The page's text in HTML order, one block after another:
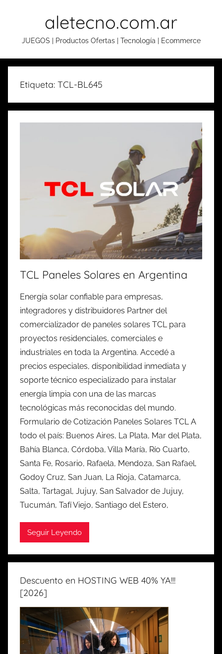
aletecno.com.ar
JUEGOS | Productos Ofertas | Tecnología | Ecommerce
Etiqueta: TCL-BL645
TCL Paneles Solares en Argentina
Energía solar confiable para empresas,
integradores y distribuidores Partner del
comercializador de paneles solares TCL para
proyectos residenciales, comerciales e
industriales en toda la Argentina. Accedé a
precios especiales, disponibilidad inmediata y
soporte técnico especializado para instalar
energía limpia con una de las marcas
tecnológicas más reconocidas del mundo.
Formulario de Cotización Paneles Solares TCL A
todo el país: Buenos Aires, La Plata, Mar del Plata,
Bahía Blanca, Córdoba, Villa María, Río Cuarto,
Santa Fe, Rosario, Rafaela, Mendoza, San Rafael,
Godoy Cruz, San Juan, La Rioja, Catamarca,
Salta, Tartagal, Jujuy, San Salvador de Jujuy,
Tucumán, Tafí Viejo, Santiago del Estero,
Seguir Leyendo
Descuento en HOSTING WEB 40% YA!!!
[2026]